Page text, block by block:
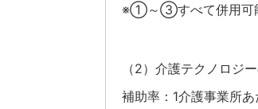
※①～③すべて併用可能
（2）介護テクノロジ
補助率：1介護事業所